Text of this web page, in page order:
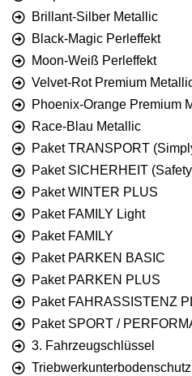
Brillant-Silber Metallic
Black-Magic Perleffekt
Moon-Weiß Perleffekt
Velvet-Rot Premium
Phoenix-Orange Premium
Race-Blau Metallic
Paket TRANSPORT
Paket SICHERHEIT
Paket WINTER PLUS
Paket FAMILY Light
Paket FAMILY
Paket PARKEN BASIC
Paket PARKEN PLUS
Paket FAHRASSISTENZ
Paket SPORT /
3. Fahrzeugschlüssel
Triebwerkunterbodenschutz